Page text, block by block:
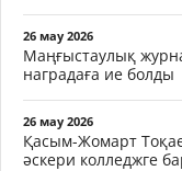
26 мау 2026
Маңғыстаулық
наградаға ие болды
26 мау 2026
Қасым-Жомарт
әскери колледжге